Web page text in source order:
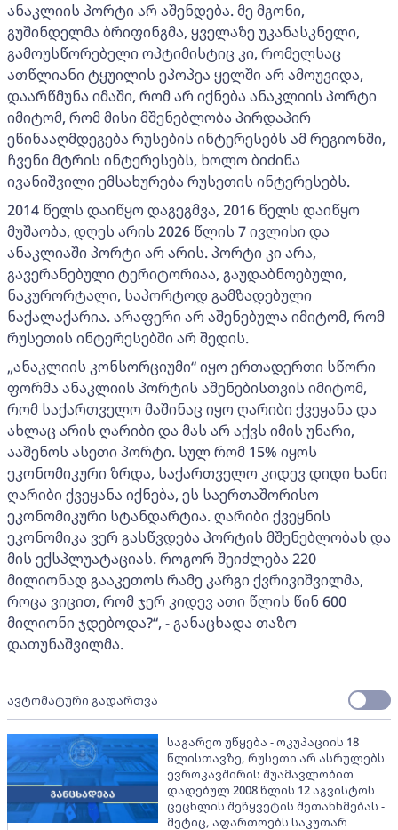
ანაკლიის პორტი არ აშენდება. მე მგონი,
გუშინდელმა ბრიფინგმა, ყველაზე უკანასკნელი,
გამოუსწორებელი ოპტიმისტიც კი, რომელსაც
ათწლიანი ტყუილის ეპოპეა ყელში არ ამოუვიდა,
დაარწმუნა იმაში, რომ არ იქნება ანაკლიის პორტი
იმიტომ, რომ მისი მშენებლობა პირდაპირ
ეწინააღმდეგება რუსების ინტერესებს ამ რეგიონში,
ჩვენი მტრის ინტერესებს, ხოლო ბიძინა
ივანიშვილი ემსახურება რუსეთის ინტერესებს.
2014 წელს დაიწყო დაგეგმვა, 2016 წელს დაიწყო
მუშაობა, დღეს არის 2026 წლის 7 ივლისი და
ანაკლიაში პორტი არ არის. პორტი კი არა,
გავერანებული ტერიტორიაა, გაუდაბნოებული,
ნაკურორტალი, საპორტოდ გამზადებული
ნაქალაქარია. არაფერი არ აშენებულა იმიტომ, რომ
რუსეთის ინტერესებში არ შედის.
„ანაკლიის კონსორციუმი“ იყო ერთადერთი სწორი
ფორმა ანაკლიის პორტის აშენებისთვის იმიტომ,
რომ საქართველო მაშინაც იყო ღარიბი ქვეყანა და
ახლაც არის ღარიბი და მას არ აქვს იმის უნარი,
ააშენოს ასეთი პორტი. სულ რომ 15% იყოს
ეკონომიკური ზრდა, საქართველო კიდევ დიდი ხანი
ღარიბი ქვეყანა იქნება, ეს საერთაშორისო
ეკონომიკური სტანდარტია. ღარიბი ქვეყნის
ეკონომიკა ვერ გასწვდება პორტის მშენებლობას და
მის ექსპლუატაციას. როგორ შეიძლება 220
მილიონად გააკეთოს რამე კარგი ქვრივიშვილმა,
როცა ვიცით, რომ ჯერ კიდევ ათი წლის წინ 600
მილიონი ჯდებოდა?“, - განაცხადა თაზო
დათუნაშვილმა.
ავტომატური გადართვა
საგარეო უწყება - ოკუპაციის 18
წლისთავზე, რუსეთი არ ასრულებს
ევროკავშირის შუამავლობით
დადებულ 2008 წლის 12 აგვისტოს
ცეცხლის შეწყვეტის შეთანხმებას -
მეტიც, აფართოებს საკუთარ